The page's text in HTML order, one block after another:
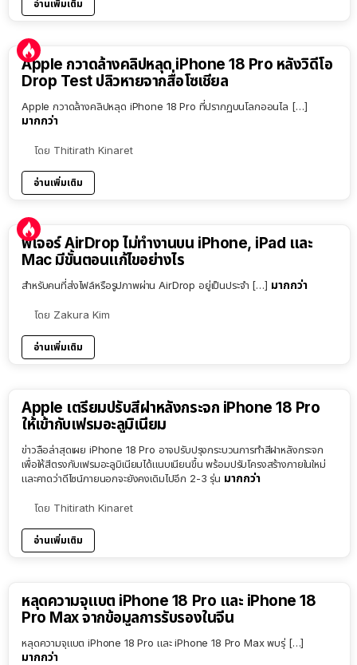
อ่านเพิ่มเติม
Apple กวาดล้างคลิปหลุด iPhone 18 Pro หลังวิดีโอ
Drop Test ปลิวหายจากสื่อโซเชียล
Apple กวาดล้างคลิปหลุด iPhone 18 Pro ที่ปรากฏบนโลกออนไล […]
มากกว่า
โดย Thitirath Kinaret
อ่านเพิ่มเติม
ฟีเจอร์ AirDrop ไม่ทำงานบน iPhone, iPad และ
Mac มีขั้นตอนแก้ไขอย่างไร
สำหรับคนที่ส่งไฟล์หรือรูปภาพผ่าน AirDrop อยู่เป็นประจำ […] มากกว่า
โดย Zakura Kim
อ่านเพิ่มเติม
Apple เตรียมปรับสีฝาหลังกระจก iPhone 18 Pro
ให้เข้ากับเฟรมอะลูมิเนียม
ข่าวลือล่าสุดเผย iPhone 18 Pro อาจปรับปรุงกระบวนการทำสีฝาหลังกระจก
เพื่อให้สีตรงกับเฟรมอะลูมิเนียมได้แนบเนียนขึ้น พร้อมปรับโครงสร้างภายในใหม่
และคาดว่าดีไซน์ภายนอกจะยังคงเดิมไปอีก 2-3 รุ่น มากกว่า
โดย Thitirath Kinaret
อ่านเพิ่มเติม
หลุดความจุแบต iPhone 18 Pro และ iPhone 18
Pro Max จากข้อมูลการรับรองในจีน
หลุดความจุแบต iPhone 18 Pro และ iPhone 18 Pro Max พบรุ่ […]
มากกว่า